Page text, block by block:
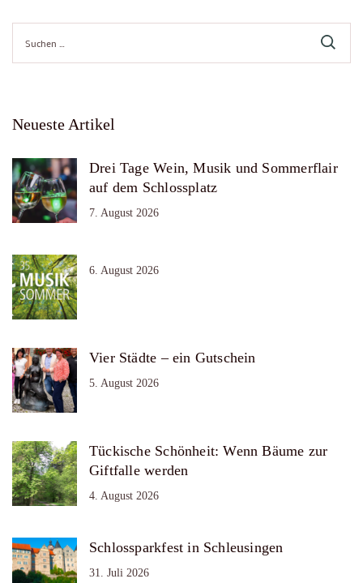
nach:
Neueste Artikel
Drei Tage Wein, Musik und Sommerflair
auf dem Schlossplatz
7. August 2026
6. August 2026
Vier Städte – ein Gutschein
5. August 2026
Tückische Schönheit: Wenn Bäume zur
Giftfalle werden
4. August 2026
Schlossparkfest in Schleusingen
31. Juli 2026